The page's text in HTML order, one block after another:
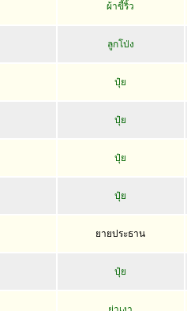
ผ้าขี้ริ้ว
ลูกโป่ง
ปุ๋ย
ปุ๋ย
ปุ๋ย
ปุ๋ย
ยายประธาน
ปุ๋ย